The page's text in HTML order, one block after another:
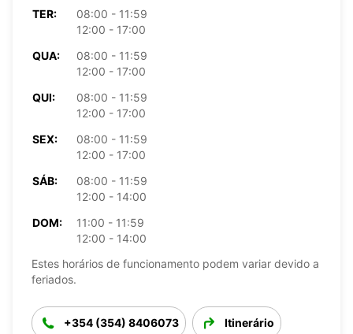
TER:
08:00 - 11:59
12:00 - 17:00
QUA:
08:00 - 11:59
12:00 - 17:00
QUI:
08:00 - 11:59
12:00 - 17:00
SEX:
08:00 - 11:59
12:00 - 17:00
SÁB:
08:00 - 11:59
12:00 - 14:00
DOM:
11:00 - 11:59
12:00 - 14:00
Estes horários de funcionamento podem variar devido a
feriados.
+354 (354) 8406073 Itinerário